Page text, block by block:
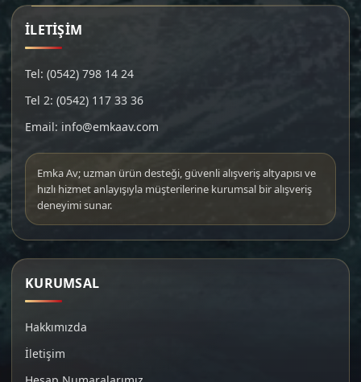
İLETİŞİM
Tel: (0542) 798 14 24
Tel 2: (0542) 117 33 36
Email: info@emkaav.com
Emka Av; uzman ürün desteği, güvenli alışveriş altyapısı ve
hızlı hizmet anlayışıyla müşterilerine kurumsal bir alışveriş
deneyimi sunar.
KURUMSAL
Hakkımızda
İletişim